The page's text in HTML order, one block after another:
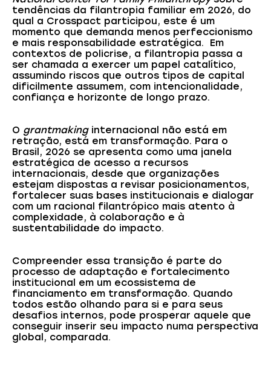
tendências da filantropia familiar em 2026, do
qual a Crosspact participou, este é um
momento que demanda menos perfeccionismo
e mais responsabilidade estratégica. Em
contextos de policrise, a filantropia passa a
ser chamada a exercer um papel catalítico,
assumindo riscos que outros tipos de capital
dificilmente assumem, com intencionalidade,
confiança e horizonte de longo prazo.
O grantmakinginternacional não está em
retração, está em transformação. Para o
Brasil, 2026 se apresenta como uma janela
estratégica de acesso a recursos
internacionais, desde que organizações
estejam dispostas a revisar posicionamentos,
fortalecer suas bases institucionais e dialogar
com um racional filantrópico mais atento à
complexidade, à colaboração e à
sustentabilidade do impacto.
Compreender essa transição é parte do
processo de adaptação e fortalecimento
institucional em um ecossistema de
financiamento em transformação. Quando
todos estão olhando para si e para seus
desafios internos, pode prosperar aquele que
conseguir inserir seu impacto numa perspectiva
global, comparada.